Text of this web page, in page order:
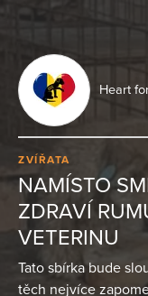
Heart
ZVÍŘATA
NAMÍSTO
ZDRAVÍ
VETERINU
Tato sbírka bude
těch nejvíce